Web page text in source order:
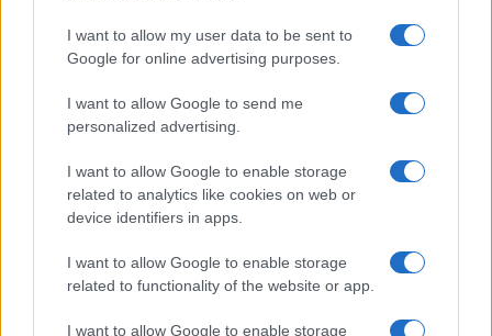
I want to allow my user data to be sent to
Google for online advertising purposes.
I want to allow Google to send me
personalized advertising.
I want to allow Google to enable storage
related to analytics like cookies on web or
device identifiers in apps.
I want to allow Google to enable storage
related to functionality of the website or app.
I want to allow Google to enable storage